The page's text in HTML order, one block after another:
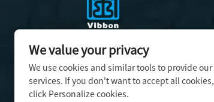
We value your privacy
We use cookies and similar tools to provide our
services. If you don't want to accept all cookies,
click Personalize cookies.